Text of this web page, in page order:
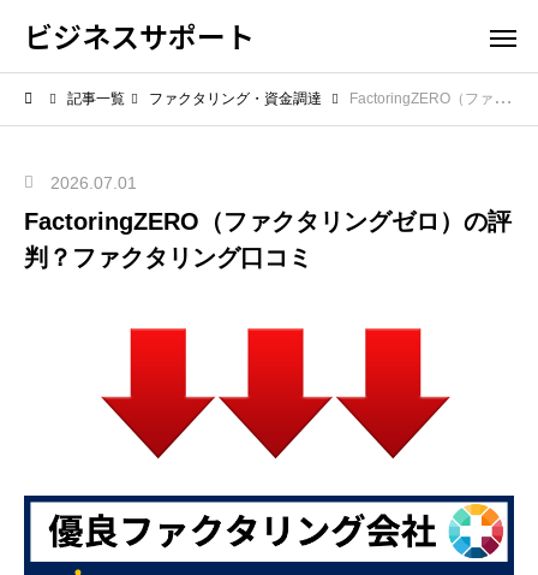
ビジネスサポート
記事一覧 ファクタリング・資金調達 FactoringZERO（ファクタリングゼロ）の評判？ファクタリング口コミ
2026.07.01
FactoringZERO（ファクタリングゼロ）の評
判？ファクタリング口コミ